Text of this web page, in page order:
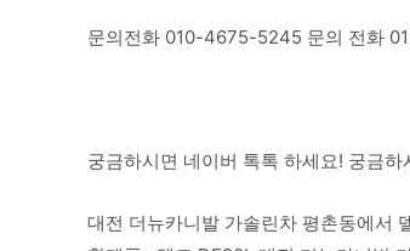
문의전화 010-4675-5245 문의 전화
궁금하시면 네이버 톡톡 하세요! 궁금
대전 더뉴카니발 가솔린차 평촌동에서